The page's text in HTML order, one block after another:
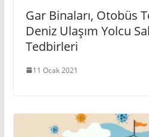
Gar Binaları, Otobüs
Deniz Ulaşım Yolcu
Tedbirleri
11 Ocak 2021